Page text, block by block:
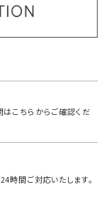
はこちらからご確認くだ
24時間ご対応いたします。